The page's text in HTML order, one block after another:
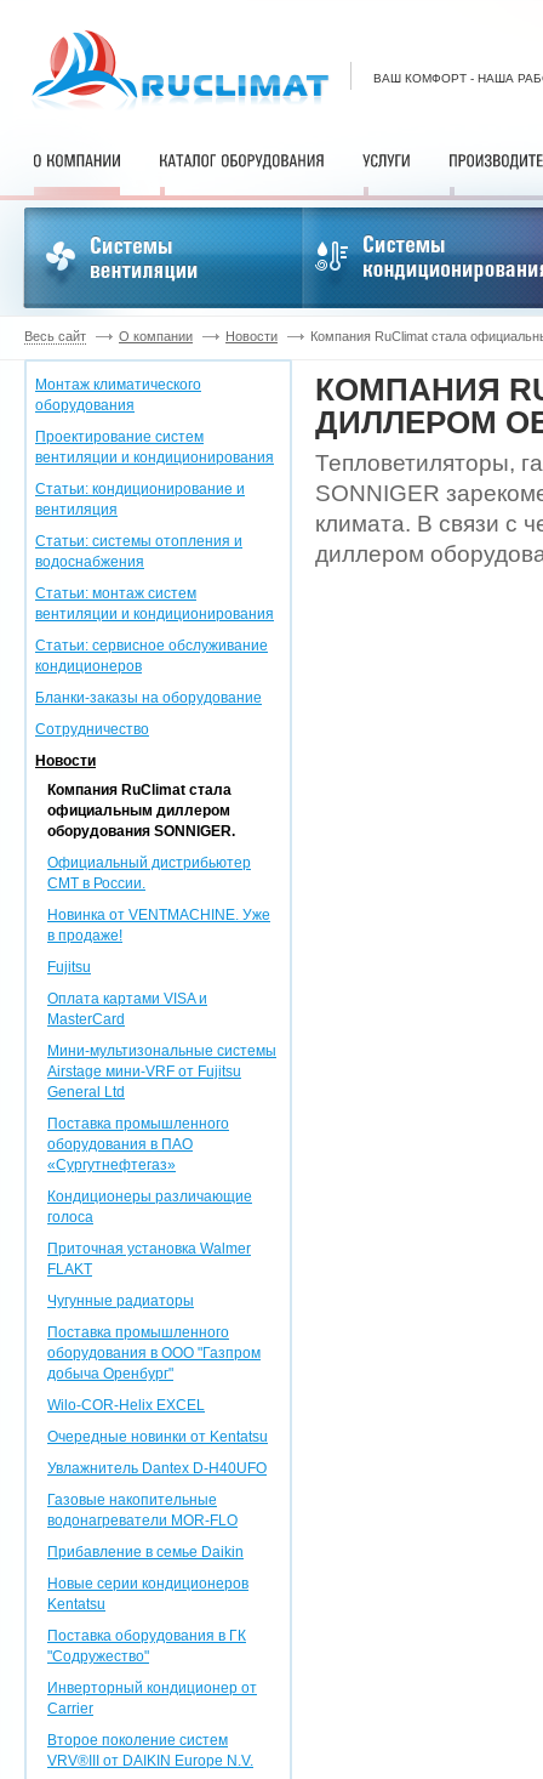
ВАШ КОМФОРТ - НАША
Весь сайт О компании Новости Компания RuClimat стала
Монтаж климатического
оборудования
Проектирование систем
вентиляции и кондиционирования
Статьи: кондиционирование и
вентиляция
Статьи: системы отопления и
водоснабжения
Статьи: монтаж систем
вентиляции и кондиционирования
Статьи: сервисное обслуживание
кондиционеров
Бланки-заказы на оборудование
Сотрудничество
Новости
Компания RuClimat стала
официальным диллером
оборудования SONNIGER.
Официальный дистрибьютер
CMT в России.
Новинка от VENTMACHINE. Уже
в продаже!
Fujitsu
Оплата картами VISA и
MasterCard
Мини-мультизональные системы
Airstage мини-VRF от Fujitsu
General Ltd
Поставка промышленного
оборудования в ПАО
«Сургутнефтегаз»
Кондиционеры различающие
голоса
Приточная установка Walmer
FLAKT
Чугунные радиаторы
Поставка промышленного
оборудования в ООО "Газпром
добыча Оренбург"
Wilo-COR-Helix EXCEL
Очередные новинки от Kentatsu
Увлажнитель Dantex D-H40UFO
Газовые накопительные
водонагреватели MOR-FLO
Прибавление в семье Daikin
Новые серии кондиционеров
Kentatsu
Поставка оборудования в ГК
"Содружество"
Инверторный кондиционер от
Carrier
Второе поколение систем
VRV®III от DAIKIN Europe N.V.
КОМПАНИЯ
ДИЛЛЕРОМ
Тепловетиляторы,
SONNIGER
климата. В связи с
диллером